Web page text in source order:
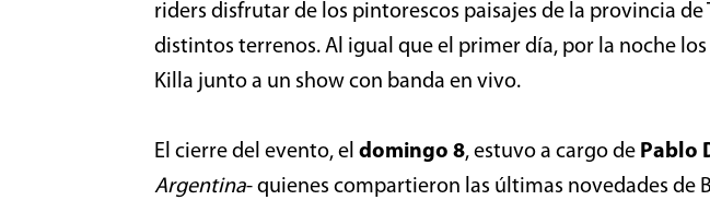
riders disfrutar de los pintorescos paisajes de la provincia
distintos terrenos. Al igual que el primer día, por la noche
Killa junto a un show con banda en vivo.
El cierre del evento, el domingo 8, estuvo a cargo de Pablo
Argentina- quienes compartieron las últimas novedades de